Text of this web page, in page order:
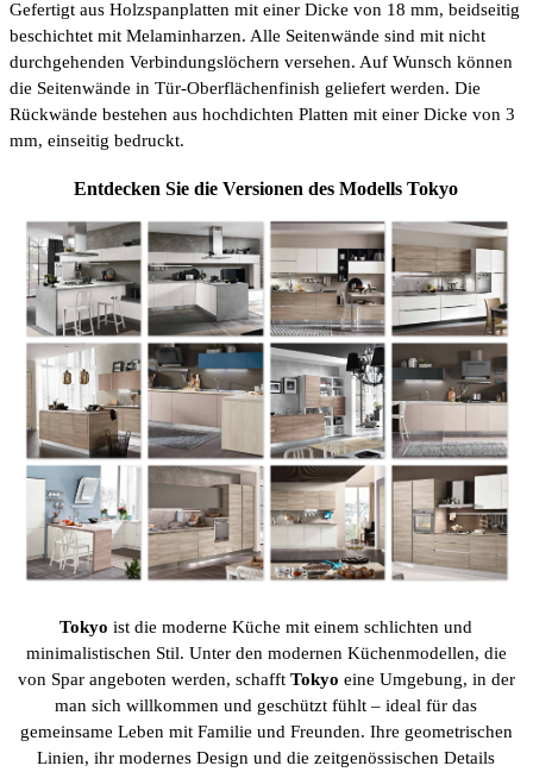
Gefertigt aus Holzspanplatten mit einer Dicke von 18 mm, beidseitig
beschichtet mit Melaminharzen. Alle Seitenwände sind mit nicht
durchgehenden Verbindungslöchern versehen. Auf Wunsch können
die Seitenwände in Tür-Oberflächenfinish geliefert werden. Die
Rückwände bestehen aus hochdichten Platten mit einer Dicke von 3
mm, einseitig bedruckt.
Entdecken Sie die Versionen des Modells Tokyo
Tokyo ist die moderne Küche mit einem schlichten und
minimalistischen Stil. Unter den modernen Küchenmodellen, die
von Spar angeboten werden, schafft Tokyo eine Umgebung, in der
man sich willkommen und geschützt fühlt – ideal für das
gemeinsame Leben mit Familie und Freunden. Ihre geometrischen
Linien, ihr modernes Design und die zeitgenössischen Details